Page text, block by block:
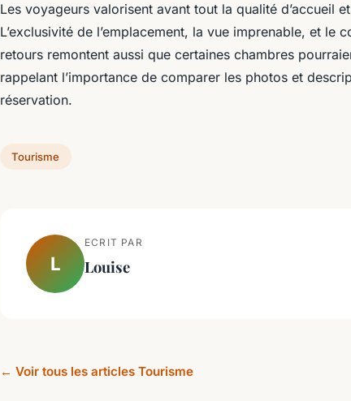
Les voyageurs valorisent avant tout la qualité d’accueil
L’exclusivité de l’emplacement, la vue imprenable, et le
retours remontent aussi que certaines chambres
rappelant l’importance de comparer les photos et
réservation.
Tourisme
L
ECRIT PAR
Louise
← Voir tous les articles Tourisme